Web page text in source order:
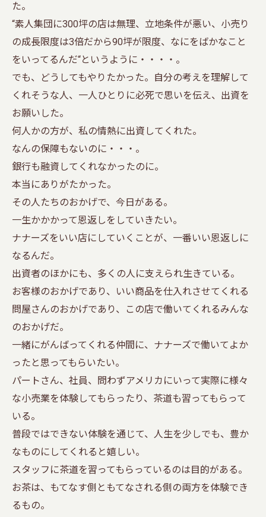
た。
“素人集団に300坪の店は無理、立地条件が悪い、小売り
の成長限度は3倍だから90坪が限度、なにをばかなこと
をいってるんだ“というように・・・・。
でも、どうしてもやりたかった。自分の考えを理解して
くれそうな人、一人ひとりに必死で思いを伝え、出資を
お願いした。
何人かの方が、私の情熱に出資してくれた。
なんの保障もないのに・・・。
銀行も融資してくれなかったのに。
本当にありがたかった。
その人たちのおかげで、今日がある。
一生かかかって恩返しをしていきたい。
ナナーズをいい店にしていくことが、一番いい恩返しに
なるんだ。
出資者のほかにも、多くの人に支えられ生きている。
お客様のおかげであり、いい商品を仕入れさせてくれる
問屋さんのおかげであり、この店で働いてくれるみんな
のおかげだ。
一緒にがんばってくれる仲間に、ナナーズで働いてよか
ったと思ってもらいたい。
パートさん、社員、問わずアメリカにいって実際に様々
な小売業を体験してもらったり、茶道も習ってもらって
いる。
普段ではできない体験を通じて、人生を少しでも、豊か
なものにしてくれると嬉しい。
スタッフに茶道を習ってもらっているのは目的がある。
お茶は、もてなす側ともてなされる側の両方を体験でき
るもの。